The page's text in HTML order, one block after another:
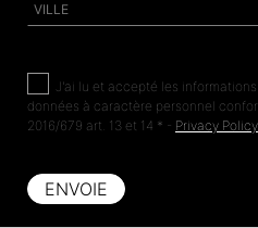
J'ai lu et accepté les
données à caractère personnel
2016/679 art. 13 et 14 * - Privacy Policy